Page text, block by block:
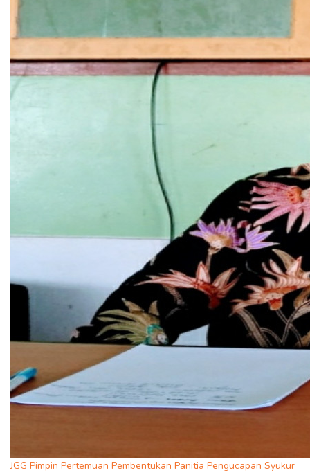
JGG Pimpin Pertemuan Pembentukan Panitia Pengucapan Syukur